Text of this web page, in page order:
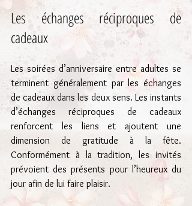
Les échanges réciproques de
cadeaux
Les soirées d’anniversaire entre adultes se
terminent généralement par les échanges
de cadeaux dans les deux sens. Les instants
d’échanges réciproques de cadeaux
renforcent les liens et ajoutent une
dimension de gratitude à la fête.
Conformément à la tradition, les invités
prévoient des présents pour l’heureux du
jour afin de lui faire plaisir.